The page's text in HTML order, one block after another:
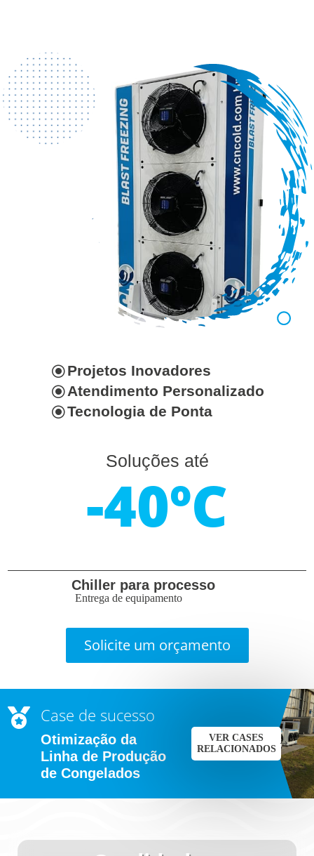
\Projetos Inovadores
\Atendimento Personalizado
\Tecnologia de Ponta
Soluções até
-40ºC
Chiller para processo
Entrega de equipamento
Solicite um orçamento
 Case de sucesso
Otimização da
Linha de Produção
de Congelados
VER CASES
RELACIONADOS